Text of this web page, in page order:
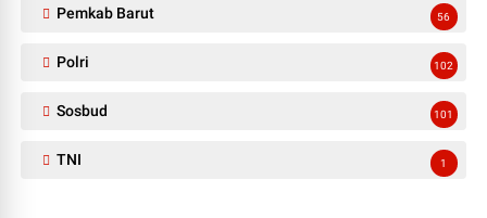
Pemkab Barut 56
Polri 102
Sosbud 101
TNI 1